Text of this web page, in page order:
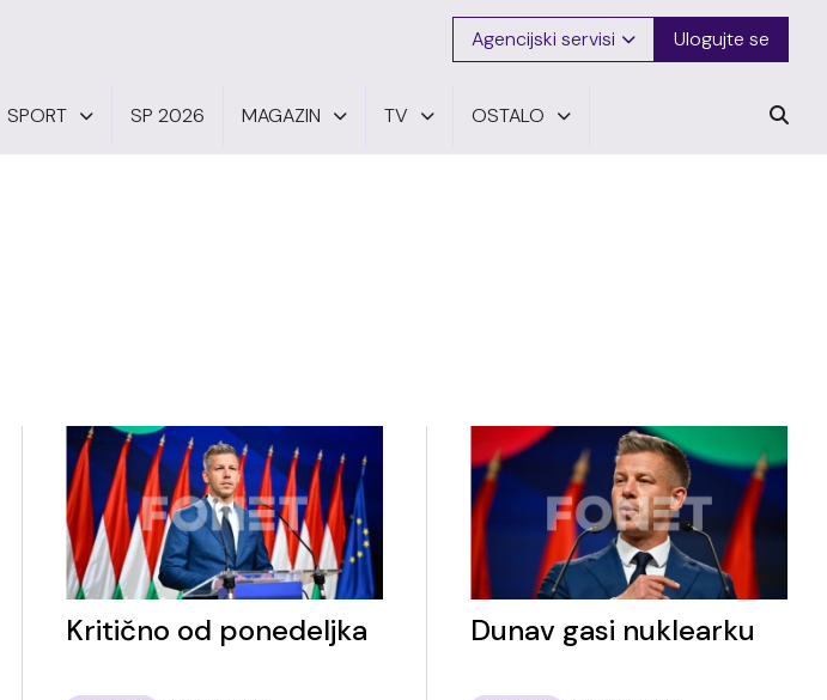
Agencijski servisi Ulogujte se
SPORT SP 2026 MAGAZIN TV OSTALO
Kritično od ponedeljka Dunav gasi nuklearku